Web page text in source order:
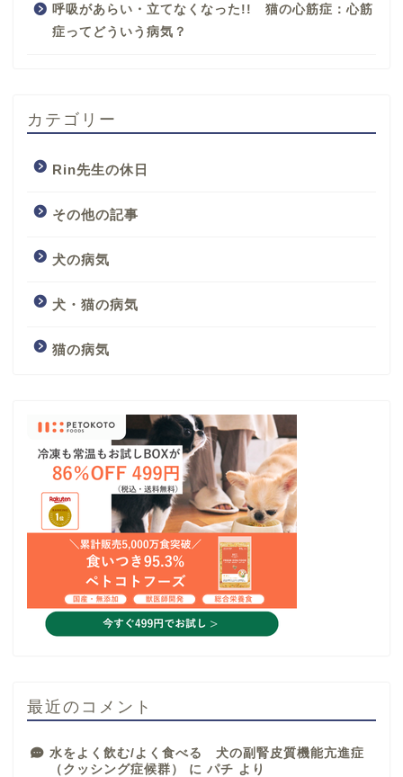
呼吸があらい・立てなくなった!! 猫の心筋症：心筋
症ってどういう病気？
カテゴリー
Rin先生の休日
その他の記事
犬の病気
犬・猫の病気
猫の病気
最近のコメント
水をよく飲む/よく食べる 犬の副腎皮質機能亢進症
（クッシング症候群）
に パチ より